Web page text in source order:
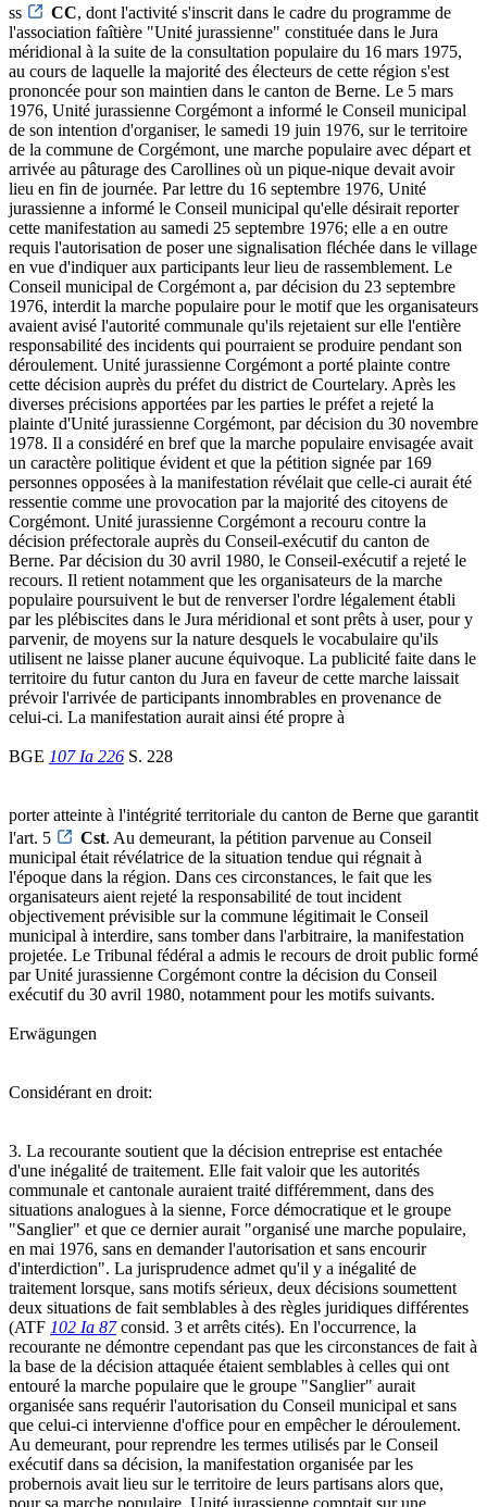
ss
CC, dont l'activité s'inscrit dans le cadre du programme de
l'association faîtière "Unité jurassienne" constituée dans le Jura
méridional à la suite de la consultation populaire du 16 mars 1975,
au cours de laquelle la majorité des électeurs de cette région s'est
prononcée pour son maintien dans le canton de Berne. Le 5 mars
1976, Unité jurassienne Corgémont a informé le Conseil municipal
de son intention d'organiser, le samedi 19 juin 1976, sur le territoire
de la commune de Corgémont, une marche populaire avec départ et
arrivée au pâturage des Carollines où un pique-nique devait avoir
lieu en fin de journée. Par lettre du 16 septembre 1976, Unité
jurassienne a informé le Conseil municipal qu'elle désirait reporter
cette manifestation au samedi 25 septembre 1976; elle a en outre
requis l'autorisation de poser une signalisation fléchée dans le village
en vue d'indiquer aux participants leur lieu de rassemblement. Le
Conseil municipal de Corgémont a, par décision du 23 septembre
1976, interdit la marche populaire pour le motif que les organisateurs
avaient avisé l'autorité communale qu'ils rejetaient sur elle l'entière
responsabilité des incidents qui pourraient se produire pendant son
déroulement. Unité jurassienne Corgémont a porté plainte contre
cette décision auprès du préfet du district de Courtelary. Après les
diverses précisions apportées par les parties le préfet a rejeté la
plainte d'Unité jurassienne Corgémont, par décision du 30 novembre
1978. Il a considéré en bref que la marche populaire envisagée avait
un caractère politique évident et que la pétition signée par 169
personnes opposées à la manifestation révélait que celle-ci aurait été
ressentie comme une provocation par la majorité des citoyens de
Corgémont. Unité jurassienne Corgémont a recouru contre la
décision préfectorale auprès du Conseil-exécutif du canton de
Berne. Par décision du 30 avril 1980, le Conseil-exécutif a rejeté le
recours. Il retient notamment que les organisateurs de la marche
populaire poursuivent le but de renverser l'ordre légalement établi
par les plébiscites dans le Jura méridional et sont prêts à user, pour y
parvenir, de moyens sur la nature desquels le vocabulaire qu'ils
utilisent ne laisse planer aucune équivoque. La publicité faite dans le
territoire du futur canton du Jura en faveur de cette marche laissait
prévoir l'arrivée de participants innombrables en provenance de
celui-ci. La manifestation aurait ainsi été propre à
BGE 107 Ia 226 S. 228
porter atteinte à l'intégrité territoriale du canton de Berne que garantit
l'art. 5
Cst. Au demeurant, la pétition parvenue au Conseil
municipal était révélatrice de la situation tendue qui régnait à
l'époque dans la région. Dans ces circonstances, le fait que les
organisateurs aient rejeté la responsabilité de tout incident
objectivement prévisible sur la commune légitimait le Conseil
municipal à interdire, sans tomber dans l'arbitraire, la manifestation
projetée. Le Tribunal fédéral a admis le recours de droit public formé
par Unité jurassienne Corgémont contre la décision du Conseil
exécutif du 30 avril 1980, notamment pour les motifs suivants.
Erwägungen
Considérant en droit:
3. La recourante soutient que la décision entreprise est entachée
d'une inégalité de traitement. Elle fait valoir que les autorités
communale et cantonale auraient traité différemment, dans des
situations analogues à la sienne, Force démocratique et le groupe
"Sanglier" et que ce dernier aurait "organisé une marche populaire,
en mai 1976, sans en demander l'autorisation et sans encourir
d'interdiction". La jurisprudence admet qu'il y a inégalité de
traitement lorsque, sans motifs sérieux, deux décisions soumettent
deux situations de fait semblables à des règles juridiques différentes
(ATF 102 Ia 87consid. 3 et arrêts cités). En l'occurrence, la
recourante ne démontre cependant pas que les circonstances de fait à
la base de la décision attaquée étaient semblables à celles qui ont
entouré la marche populaire que le groupe "Sanglier" aurait
organisée sans requérir l'autorisation du Conseil municipal et sans
que celui-ci intervienne d'office pour en empêcher le déroulement.
Au demeurant, pour reprendre les termes utilisés par le Conseil
exécutif dans sa décision, la manifestation organisée par les
probernois avait lieu sur le territoire de leurs partisans alors que,
pour sa marche populaire, Unité jurassienne comptait sur une